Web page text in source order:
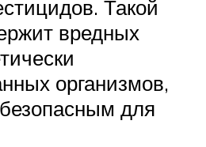
Такой
вредных
организмов,
для